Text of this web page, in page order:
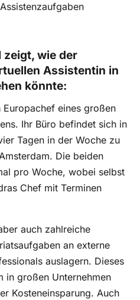
zeigt, wie der
Assistentin in
könnte:
eines großen
Ihr Büro befindet sich in
Tagen in der Woche zu
Die beiden
pro Woche, wobei selbst
Chef mit Terminen
auch zahlreiche
an externe
auslagern. Dieses
in großen Unternehmen
Kosteneinsparung. Auch